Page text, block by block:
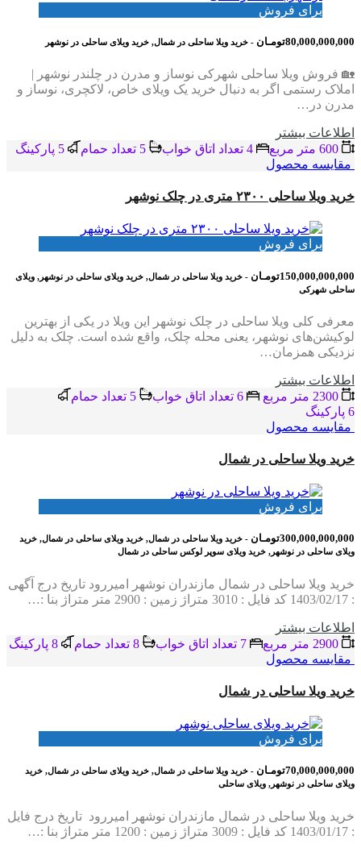
برای فروش
80,000,000,000تومـان - خرید ویلا ساحلی در شمال, خرید ویلای ساحلی در نوشهر
🏡 فروش ویلا ساحلی شهرکی نوساز و مدرن در چلندر نوشهر |
املاک رستمی اگر به دنبال خرید یک ویلای خاص، لاکچری، نوساز و
مدرن در…
اطلاعات بيشتر
مقایسه محصول
خرید ویلا ساحلی ۲۳۰۰ متری در چلک نوشهر
برای فروش
150,000,000,000تومـان
- خرید ویلا ساحلی در شمال, خرید ویلای ساحلی در نوشهر, ویلای
ساحلی شهرکی
معرفی کلی ویلا ساحلی در چلک نوشهر این ویلا در یکی از بهترین
لوکیشن‌های نوشهر، یعنی محله چلک، واقع شده است. چلک به دلیل
نزدیکی همزمان…
اطلاعات بيشتر
6 پاركينگ
مقایسه محصول
خرید ویلا ساحلی در شمال
برای فروش
300,000,000,000تومـان
- خرید ویلا ساحلی در شمال, خرید ویلای ساحلی در شمال, خرید
ویلای ساحلی در نوشهر, خرید ویلای سوپر لوکس ساحلی در شمال
خرید ویلا ساحلی در شمال مازندران نوشهر امیررود تاریخ درج آگهی
: 1403/02/17 کد فایل : 3010 متراژ زمین : 2900 متر متراژ بنا :…
اطلاعات بيشتر
مقایسه محصول
خرید ویلا ساحلی در شمال
برای فروش
70,000,000,000تومـان
- خرید ویلا ساحلی در شمال, خرید ویلای ساحلی در شمال, خرید
ویلای ساحلی در نوشهر, ویلای ساحلی
خرید ویلا ساحلی در شمال مازندران نوشهر امیررود تاریخ درج فایل
: 1403/01/17 کد فایل : 3009 متراژ زمین : 1200 متر متراژ بنا :…